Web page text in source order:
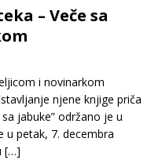
– Veče sa
i novinarkom
njene knjige priča
jabuke” održano je u
u petak, 7. decembra
[…]